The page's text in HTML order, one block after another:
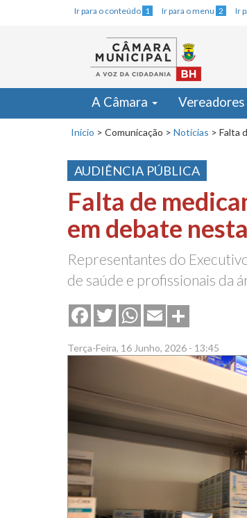
Ir para o conteúdo 1 Ir para o menu 2 Ir
A Câmara Vereadores
Início > Comunicação > Notícias > Falta
AUDIÊNCIA PÚBLICA
Falta de
em debate
Representantes do
de saúde e profissionais da
FacebookTwitterWhatsApp
Email
Terça-Feira, 16 Junho, 2026 - 13:45